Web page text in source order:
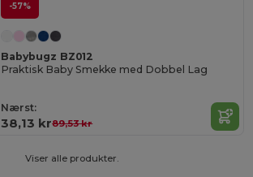
-57%
Babybugz BZ012
Praktisk Baby Smekke med Dobbel Lag
Nærst:
38,13 kr89,53 kr
Viser alle produkter.